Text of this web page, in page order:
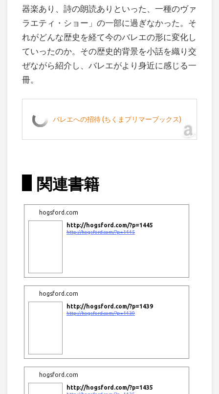
器楽あり、詩の朗読ありといった、一種のヴァ
ラエティ・ショー」の一部に過ぎなかった。そ
れがどんな歴史を経て今のバレエの形に変化し
ていったのか。その歴史的背景を小話を織り交
ぜながら紹介し、バレエがより身近に感じる一
冊。
バレエへの招待 (ちくまプリマーブックス)
関連書籍
hogsford.com
http://hogsford.com/?p=1445
http://hogsford.com/?p=1445
hogsford.com
http://hogsford.com/?p=1439
http://hogsford.com/?p=1439
hogsford.com
http://hogsford.com/?p=1435